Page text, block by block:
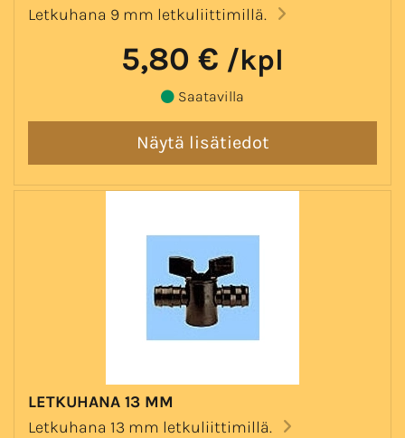
Letkuhana 9 mm letkuliittimillä.
5,80 € /kpl
Saatavilla
LETKUHANA 13 MM
Letkuhana 13 mm letkuliittimillä.